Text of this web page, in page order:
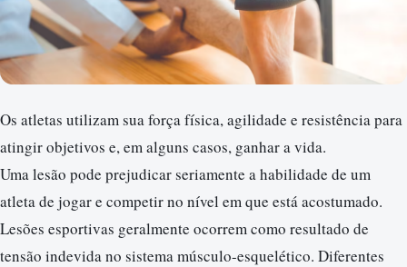
Os atletas utilizam sua força física, agilidade e resistência para
atingir objetivos e, em alguns casos, ganhar a vida.
Uma lesão pode prejudicar seriamente a habilidade de um
atleta de jogar e competir no nível em que está acostumado.
Lesões esportivas geralmente ocorrem como resultado de
tensão indevida no sistema músculo-esquelético. Diferentes